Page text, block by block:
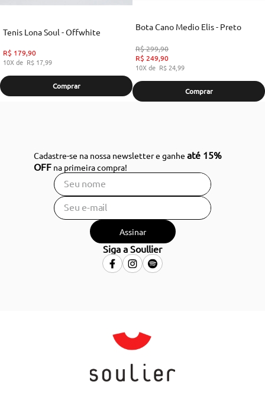
Tenis Lona Soul - Offwhite
R$ 179,90
10
R$ 17,99
Comprar
Bota Cano Medio Elis - Preto
R$299,90
R$ 249,90
10
R$ 24,99
Comprar
Cadastre-se na nossa newsletter e ganheaté 15%
OFF na primeira compra!
Assinar
Siga a Soullier